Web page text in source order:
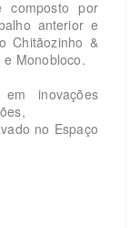
composto por
anterior e
Chitãozinho &
e Monobloco.
inovações
no Espaço